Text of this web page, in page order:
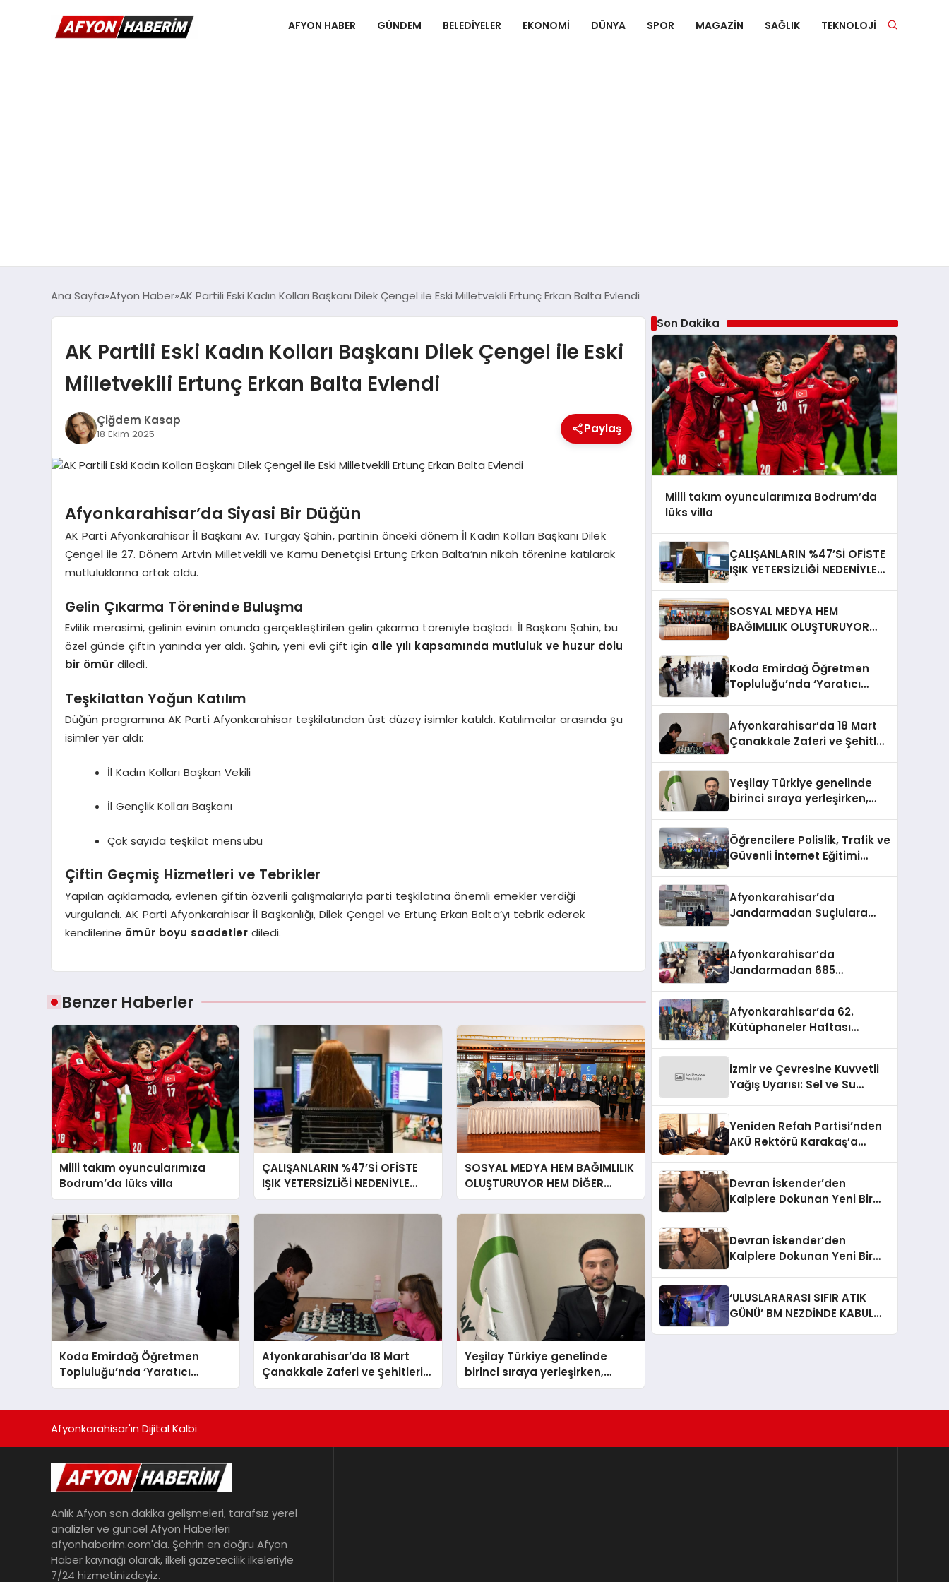
AFYON HABER GÜNDEM BELEDIYELER EKONOMI DÜNYA SPOR MAGAZIN SAĞLIK TEKNOLOJI
Ana Sayfa Afyon Haber AK Partili Eski Kadın Kolları Başkanı Dilek Çengel ile Eski Milletvekili Ertunç Erkan Balta Evlendi
AK Partili Eski Kadın Kolları Başkanı Dilek Çengel ile Eski
Milletvekili Ertunç Erkan Balta Evlendi
Çiğdem Kasap
18 Ekim 2025 Paylaş
Afyonkarahisar’da Siyasi Bir Düğün
AK Parti Afyonkarahisar İl Başkanı Av. Turgay Şahin, partinin önceki dönem İl Kadın Kolları Başkanı Dilek
Çengel ile 27. Dönem Artvin Milletvekili ve Kamu Denetçisi Ertunç Erkan Balta’nın nikah törenine katılarak
mutluluklarına ortak oldu.
Gelin Çıkarma Töreninde Buluşma
Evlilik merasimi, gelinin evinin önunda gerçekleştirilen gelin çıkarma töreniyle başladı. İl Başkanı Şahin, bu
özel günde çiftin yanında yer aldı. Şahin, yeni evli çift için aile yılı kapsamında mutluluk ve huzur dolu
bir ömürdiledi.
Teşkilattan Yoğun Katılım
Düğün programına AK Parti Afyonkarahisar teşkilatından üst düzey isimler katıldı. Katılımcılar arasında şu
isimler yer aldı:
İl Kadın Kolları Başkan Vekili
İl Gençlik Kolları Başkanı
Çok sayıda teşkilat mensubu
Çiftin Geçmiş Hizmetleri ve Tebrikler
Yapılan açıklamada, evlenen çiftin özverili çalışmalarıyla parti teşkilatına önemli emekler verdiği
vurgulandı. AK Parti Afyonkarahisar İl Başkanlığı, Dilek Çengel ve Ertunç Erkan Balta’yı tebrik ederek
kendilerine ömür boyu saadetlerdiledi.
Benzer Haberler
Milli takım oyuncularımıza
Bodrum’da lüks villa
ÇALIŞANLARIN %47’Sİ OFİSTE
IŞIK YETERSİZLİĞİ NEDENİYLE
YORGUN HİSSEDİYOR
SOSYAL MEDYA HEM BAĞIMLILIK
OLUŞTURUYOR HEM DİĞER
BAĞIMLILIKLARA ZEMİN
HAZIRLIYOR”
Koda Emirdağ Öğretmen
Topluluğu’nda ‘Yaratıcı
Drama’ eğitimi gerçekleştirildi.
Afyonkarahisar’da 18 Mart
Çanakkale Zaferi ve Şehitleri
Anma Günü Satranç
Yeşilay Türkiye genelinde
birinci sıraya yerleşirken,
yürütülen faaliyetlerle de
Son Dakika
Milli takım oyuncularımıza Bodrum’da
lüks villa
ÇALIŞANLARIN %47’Sİ OFİSTE
IŞIK YETERSİZLİĞİ NEDENİYLE
SOSYAL MEDYA HEM
BAĞIMLILIK OLUŞTURUYOR
Koda Emirdağ Öğretmen
Topluluğu’nda ‘Yaratıcı
Afyonkarahisar’da 18 Mart
Çanakkale Zaferi ve Şehitleri
Yeşilay Türkiye genelinde
birinci sıraya yerleşirken,
Öğrencilere Polislik, Trafik ve
Güvenli İnternet Eğitimi
Afyonkarahisar’da
Jandarmadan Suçlulara
Afyonkarahisar’da
Jandarmadan 685
Afyonkarahisar’da 62.
Kütüphaneler Haftası
izmir ve Çevresine Kuvvetli
Yağış Uyarısı: Sel ve Su
Yeniden Refah Partisi’nden
AKÜ Rektörü Karakaş’a
Devran İskender’den
Kalplere Dokunan Yeni Bir
Devran İskender’den
Kalplere Dokunan Yeni Bir
‘ULUSLARARASI SIFIR ATIK
GÜNÜ’ BM NEZDİNDE KABUL
Afyonkarahisar'ın Dijital Kalbi
Anlık Afyon son dakika gelişmeleri, tarafsız yerel
analizler ve güncel Afyon Haberleri
afyonhaberim.com'da. Şehrin en doğru Afyon
Haber kaynağı olarak, ilkeli gazetecilik ilkeleriyle
7/24 hizmetinizdeyiz.